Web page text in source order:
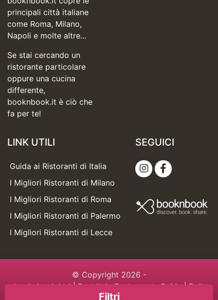
Filtri
principali città italiane
come Roma, Milano,
Napoli e molte altre...
Se stai cercando un
ristorante particolare
oppure una cucina
differente,
booknbook.it è ciò che
fa per te!
LINK UTILI
Guida ai Ristoranti di Italia
I Migliori Ristoranti di Milano
I Migliori Ristoranti di Roma
I Migliori Ristoranti di Palermo
I Migliori Ristoranti di Lecce
SEGUICI
© Copyright 2026 -
booknbook Ltd| Best Italy Restaurants Guide | Built
booknbook.directory